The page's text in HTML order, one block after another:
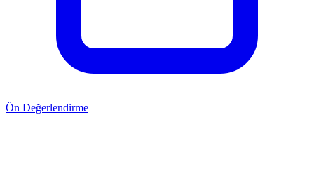
Ön Değerlendirme